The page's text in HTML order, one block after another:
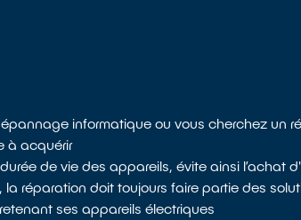
informatique ou vous cherchez
à acquérir
de vie des appareils, évite ainsi l’achat
réparation doit toujours faire partie des
ses appareils électriques